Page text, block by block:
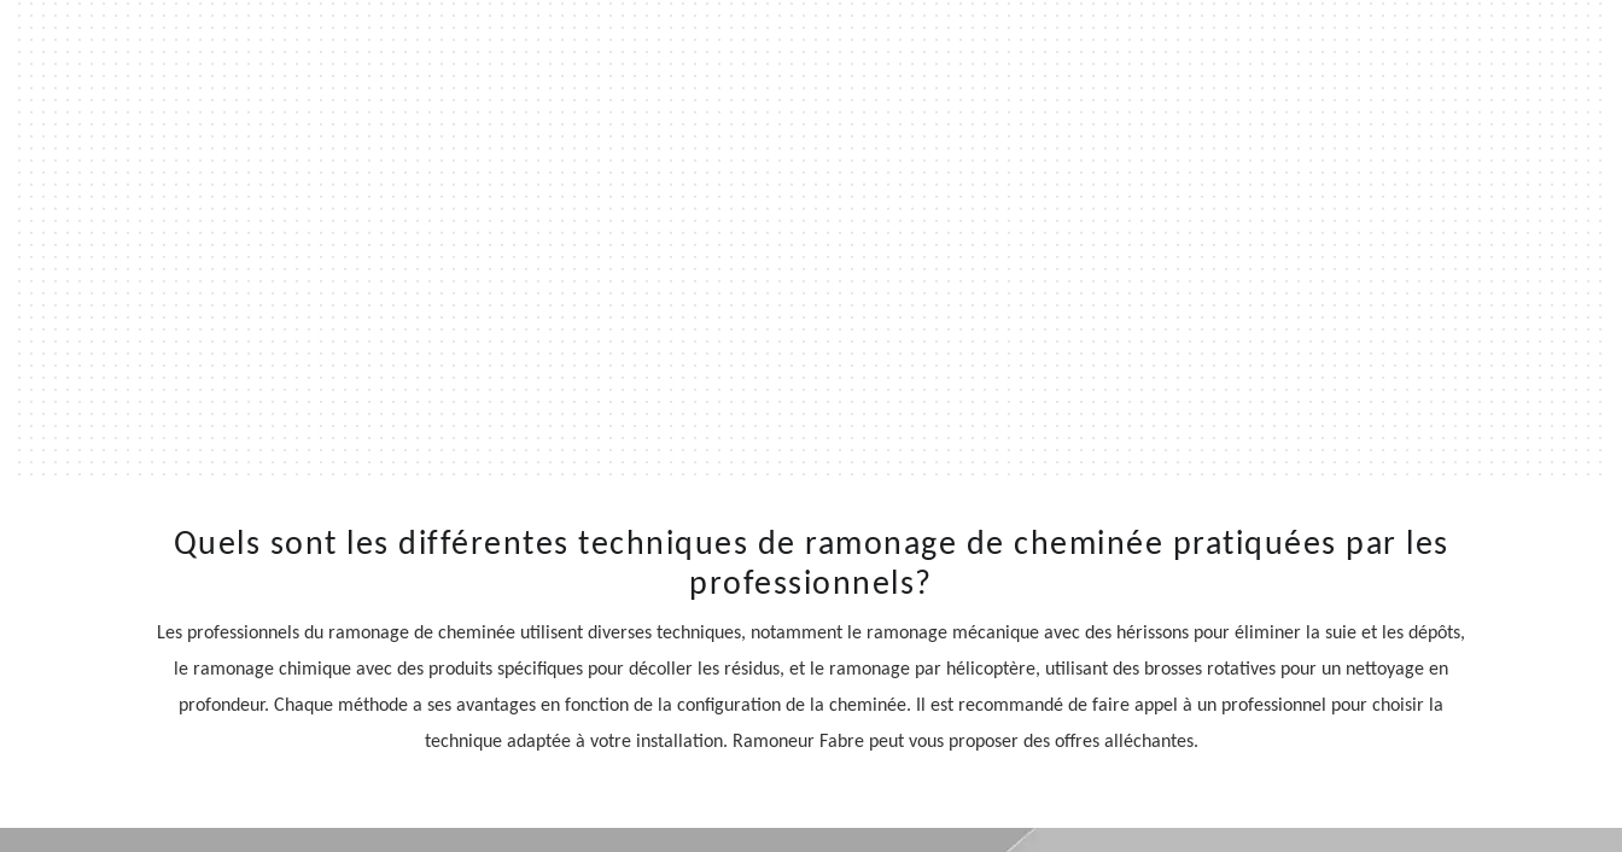
Quels sont les différentes techniques de ramonage de cheminée pratiquées par les
professionnels?
Les professionnels du ramonage de cheminée utilisent diverses techniques, notamment le ramonage mécanique avec des hérissons pour éliminer la suie et les dépôts,
le ramonage chimique avec des produits spécifiques pour décoller les résidus, et le ramonage par hélicoptère, utilisant des brosses rotatives pour un nettoyage en
profondeur. Chaque méthode a ses avantages en fonction de la configuration de la cheminée. Il est recommandé de faire appel à un professionnel pour choisir la
technique adaptée à votre installation. Ramoneur Fabre peut vous proposer des offres alléchantes.